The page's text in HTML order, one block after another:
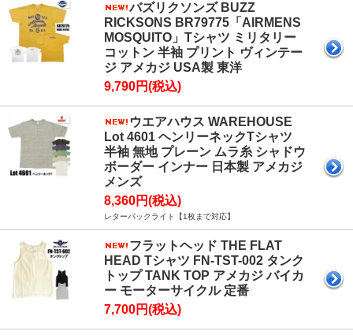
バズリクソンズ BUZZ
RICKSONS BR79775「AIRMENS
MOSQUITO」Tシャツ ミリタリー
コットン 半袖 プリント ヴィンテー
ジ アメカジ USA製 東洋
9,790円(税込)
ウエアハウス WAREHOUSE
Lot 4601 ヘンリーネックTシャツ
半袖 無地 プレーン ムラ糸 シャドウ
ボーダー インナー 日本製 アメカジ
メンズ
8,360円(税込)
レターパックライト【1枚まで対応】
フラットヘッド THE FLAT
HEAD Tシャツ FN-TST-002 タンク
トップ TANK TOP アメカジ バイカ
ー モーターサイクル 定番
7,700円(税込)